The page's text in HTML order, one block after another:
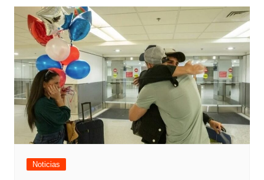
Noticias